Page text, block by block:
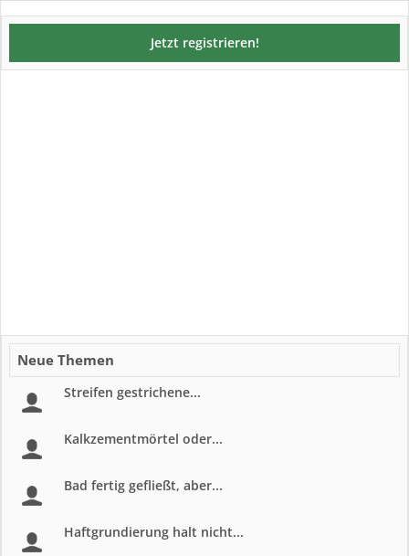
Jetzt registrieren!
Neue Themen
Streifen gestrichene...
Kalkzementmörtel oder...
Bad fertig gefließt, aber...
Haftgrundierung halt nicht...